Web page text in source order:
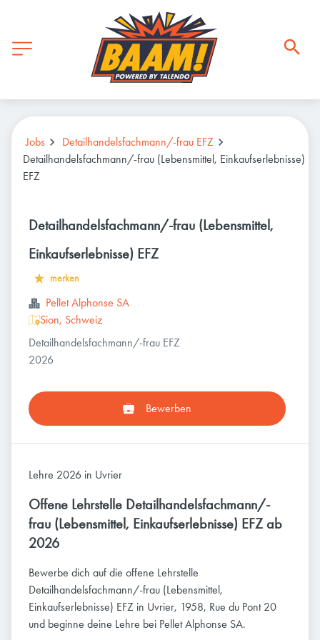
Jobs
Detailhandelsfachmann/-frau EFZ
Detailhandelsfachmann/-frau (Lebensmittel, Einkaufserlebnisse)
EFZ
Detailhandelsfachmann/-frau (Lebensmittel,
Einkaufserlebnisse) EFZ
merken
Pellet Alphonse SA
Sion, Schweiz
Detailhandelsfachmann/-frau EFZ
2026
Bewerben
Lehre 2026 in Uvrier
Offene Lehrstelle Detailhandelsfachmann/-
frau (Lebensmittel, Einkaufserlebnisse) EFZ ab
2026
Bewerbe dich auf die offene Lehrstelle
Detailhandelsfachmann/-frau (Lebensmittel,
Einkaufserlebnisse) EFZ in Uvrier, 1958, Rue du Pont 20
und beginne deine Lehre bei Pellet Alphonse SA.